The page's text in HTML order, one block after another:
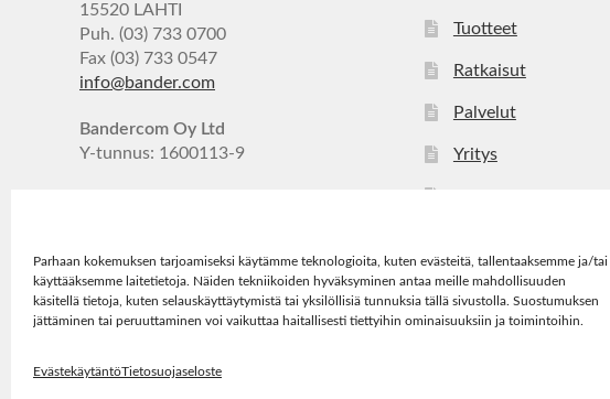
Parhaan kokemuksen tarjoamiseksi käytämme teknologioita, kuten evästeitä, tallentaaksemme ja/tai
käyttääksemme laitetietoja. Näiden tekniikoiden hyväksyminen antaa meille mahdollisuuden
käsitellä tietoja, kuten selauskäyttäytymistä tai yksilöllisiä tunnuksia tällä sivustolla. Suostumuksen
jättäminen tai peruuttaminen voi vaikuttaa haitallisesti tiettyihin ominaisuuksiin ja toimintoihin.
EvästekäytäntöTietosuojaseloste
15520 LAHTI
Puh. (03) 733 0700
Fax (03) 733 0547
info@bander.com
Bandercom Oy Ltd
Y-tunnus: 1600113-9
Tuotteet
Ratkaisut
Palvelut
Yritys